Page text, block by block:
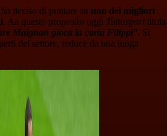
deciso di puntare su uno dei migliori
. Aa questo proposito oggi Tuttosporttitola
Maignan gioca la carta Filippi". Si
del settore, reduce da una lunga